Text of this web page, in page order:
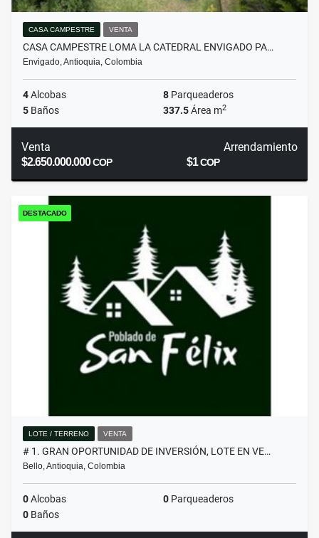
CASA CAMPESTRE VENTA
CASA CAMPESTRE LOMA LA CATEDRAL ENVIGADO PA…
Envigado, Antioquia, Colombia
4Alcobas 8 Parqueaderos
5 Baños 337.5Área m2
Venta
$2.650.000.000COP
Arrendamiento
$1COP
DESTACADO
LOTE / TERRENO VENTA
# 1. GRAN OPORTUNIDAD DE INVERSIÓN, LOTE EN VE…
Bello, Antioquia, Colombia
0Alcobas 0 Parqueaderos
0 Baños